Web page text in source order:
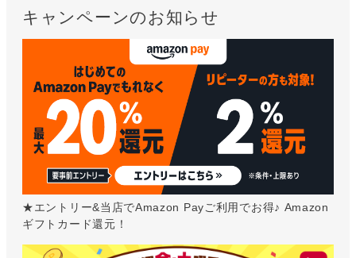
キャンペーンのお知らせ
★エントリー&当店でAmazon Payご利用でお得♪ Amazon
ギフトカード還元！